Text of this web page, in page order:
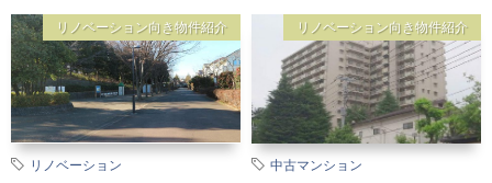
リノベーション向き物件紹介
リノベーション
リノベーション向き物件紹介
中古マンション